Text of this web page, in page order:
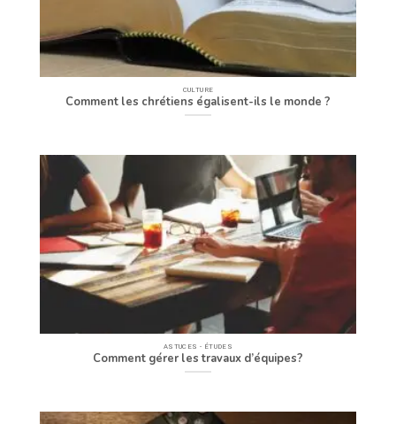
CULTURE
Comment les chrétiens égalisent-ils le monde ?
ASTUCES - ÉTUDES
Comment gérer les travaux d’équipes?